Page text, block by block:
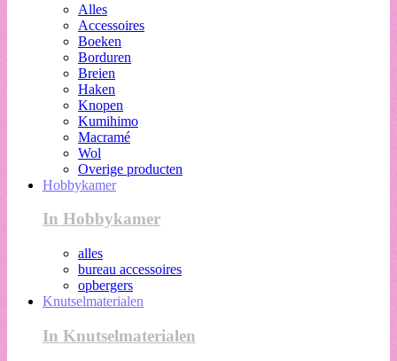
Alles
Accessoires
Boeken
Borduren
Breien
Haken
Knopen
Kumihimo
Macramé
Wol
Overige producten
Hobbykamer
In Hobbykamer
alles
bureau accessoires
opbergers
Knutselmaterialen
In Knutselmaterialen